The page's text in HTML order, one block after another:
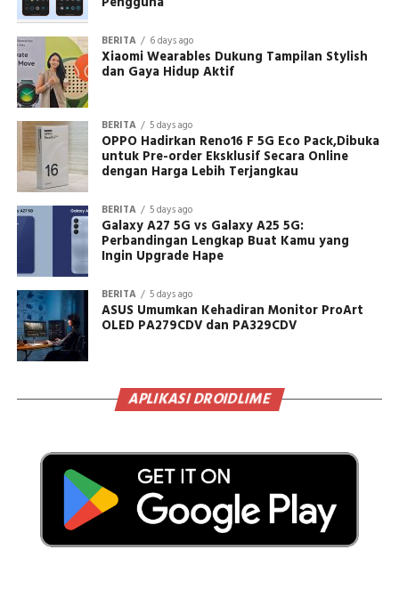
BERITA 6 days ago
Xiaomi Wearables Dukung Tampilan Stylish
dan Gaya Hidup Aktif
BERITA 5 days ago
OPPO Hadirkan Reno16 F 5G Eco Pack,Dibuka
untuk Pre-order Eksklusif Secara Online
dengan Harga Lebih Terjangkau
BERITA 5 days ago
Galaxy A27 5G vs Galaxy A25 5G:
Perbandingan Lengkap Buat Kamu yang
Ingin Upgrade Hape
BERITA 5 days ago
ASUS Umumkan Kehadiran Monitor ProArt
OLED PA279CDV dan PA329CDV
APLIKASI DROIDLIME